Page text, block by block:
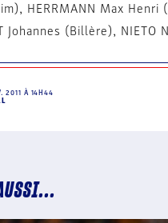
HERRMANN Max Henri
Johannes (Billère), NIETO
2011 À 14H44